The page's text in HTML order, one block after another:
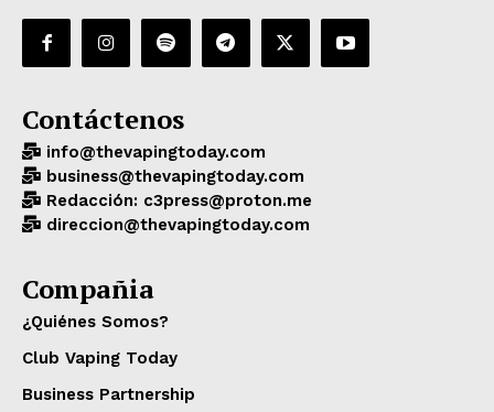
Contáctenos
info@thevapingtoday.com
business@thevapingtoday.com
Redacción: c3press@proton.me
direccion@thevapingtoday.com
Compañia
¿Quiénes Somos?
Club Vaping Today
Business Partnership